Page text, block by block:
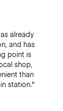
already
and has
point is
shop,
than
station."